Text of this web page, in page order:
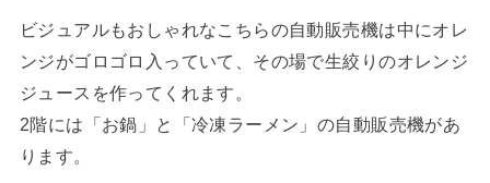
ビジュアルもおしゃれなこちらの自動販売機は中にオレ
ンジがゴロゴロ入っていて、その場で生絞りのオレンジ
ジュースを作ってくれます。
2階には「お鍋」と「冷凍ラーメン」の自動販売機があ
ります。